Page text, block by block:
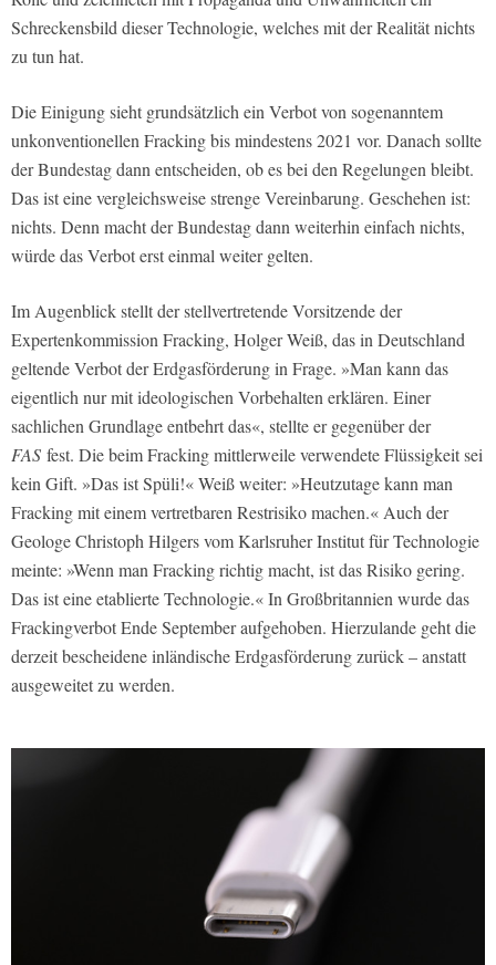
Schreckensbild dieser Technologie, welches mit der Realität nichts
zu tun hat.
Die Einigung sieht grundsätzlich ein Verbot von sogenanntem
unkonventionellen Fracking bis mindestens 2021 vor. Danach sollte
der Bundestag dann entscheiden, ob es bei den Regelungen bleibt.
Das ist eine vergleichsweise strenge Vereinbarung. Geschehen ist:
nichts. Denn macht der Bundestag dann weiterhin einfach nichts,
würde das Verbot erst einmal weiter gelten.
Im Augenblick stellt der stellvertretende Vorsitzende der
Expertenkommission Fracking, Holger Weiß, das in Deutschland
geltende Verbot der Erdgasförderung in Frage. »Man kann das
eigentlich nur mit ideologischen Vorbehalten erklären. Einer
sachlichen Grundlage entbehrt das«, stellte er gegenüber der
FAS fest. Die beim Fracking mittlerweile verwendete Flüssigkeit sei
kein Gift. »Das ist Spüli!« Weiß weiter: »Heutzutage kann man
Fracking mit einem vertretbaren Restrisiko machen.« Auch der
Geologe Christoph Hilgers vom Karlsruher Institut für Technologie
meinte: »Wenn man Fracking richtig macht, ist das Risiko gering.
Das ist eine etablierte Technologie.« In Großbritannien wurde das
Frackingverbot Ende September aufgehoben. Hierzulande geht die
derzeit bescheidene inländische Erdgasförderung zurück – anstatt
ausgeweitet zu werden.